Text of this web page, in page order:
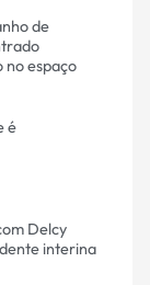
de
no espaço
é
Delcy
interina